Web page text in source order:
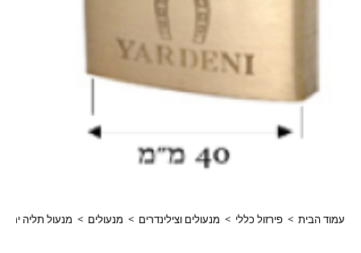
עמוד הבית > פירזול כללי > מנעולים וצילינדרים > מנעולים > מנעול תליה ירדני 40 ב דגם